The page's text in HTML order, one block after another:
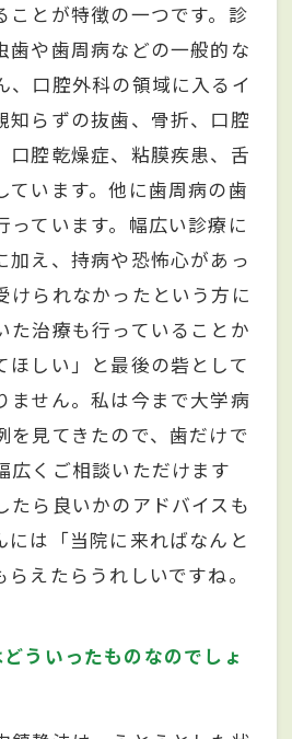
ことが特徴の一つです。診
歯や歯周病などの一般的な
、口腔外科の領域に入るイ
知らずの抜歯、骨折、口腔
口腔乾燥症、粘膜疾患、舌
ています。他に歯周病の歯
っています。幅広い診療に
加え、持病や恐怖心があっ
けられなかったという方に
た治療も行っていることか
ほしい」と最後の砦として
ません。私は今まで大学病
を見てきたので、歯だけで
広くご相談いただけます
たら良いかのアドバイスも
には「当院に来ればなんと
えたらうれしいですね。
ういったものなのでしょ